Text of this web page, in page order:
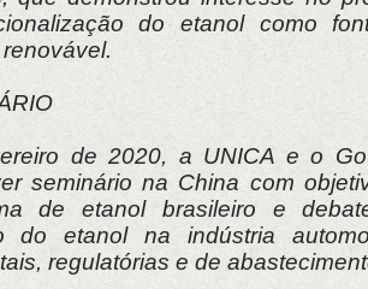
do etanol como
de 2020, a UNICA e o
seminário na China com
de etanol brasileiro e
do etanol na indústria
regulatórias e de